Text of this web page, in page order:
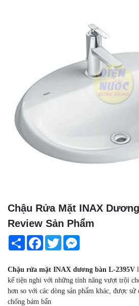
Chậu Rửa Mặt INAX Dương
Review Sản Phẩm
Share Facebook
Twitter
Chậu rửa mặt INAX dương bàn L-2395V
kế tiện nghi với những tính năng vượt trội
hơn so với các dòng sản phẩm khác, được
chống bám bẩn